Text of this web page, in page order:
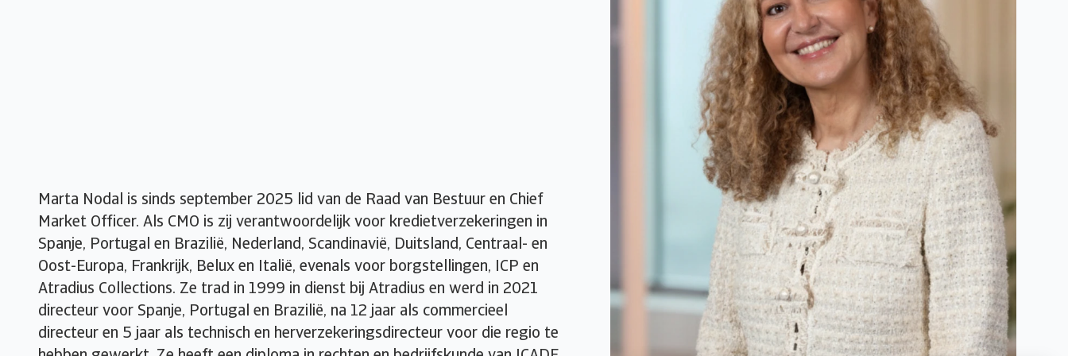
Marta Nodal is sinds september 2025 lid van de Raad van Bestuur en Chief
Market Officer. Als CMO is zij verantwoordelijk voor kredietverzekeringen in
Spanje, Portugal en Brazilië, Nederland, Scandinavië, Duitsland, Centraal- en
Oost-Europa, Frankrijk, Belux en Italië, evenals voor borgstellingen, ICP en
Atradius Collections. Ze trad in 1999 in dienst bij Atradius en werd in 2021
directeur voor Spanje, Portugal en Brazilië, na 12 jaar als commercieel
directeur en 5 jaar als technisch en herverzekeringsdirecteur voor die regio te